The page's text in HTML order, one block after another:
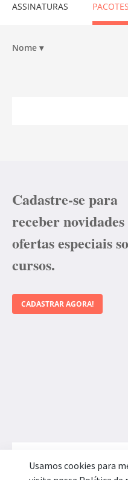
ASSINATURAS PACOTES
Nome ▾
Cadastre-se para
receber novidades
ofertas especiais
cursos.
CADASTRAR AGORA!
Forma de Pagamento